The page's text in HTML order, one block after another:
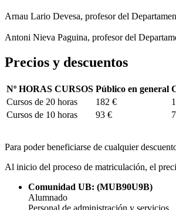
Arnau Lario Devesa, profesor del
Antoni Nieva Paguina, profesor del
Precios y descuentos
Nº HORAS CURSOS Público en general
Cursos de 20 horas
182 €
Cursos de 10 horas
93 €
Para poder beneficiarse de cualquier
Al inicio del proceso de matriculación, el
Comunidad UB: (MUB90U9B)
Alumnado
Personal de administración y servicios